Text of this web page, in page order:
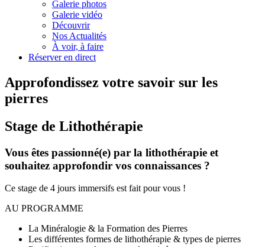
Galerie photos
Galerie vidéo
Découvrir
Nos Actualités
À voir, à faire
Réserver en direct
Approfondissez votre savoir sur les
pierres
Stage de Lithothérapie
Vous êtes passionné(e) par la lithothérapie et
souhaitez approfondir vos connaissances ?
Ce stage de 4 jours immersifs est fait pour vous !
AU PROGRAMME
La Minéralogie & la Formation des Pierres
Les différentes formes de lithothérapie & types de pierres